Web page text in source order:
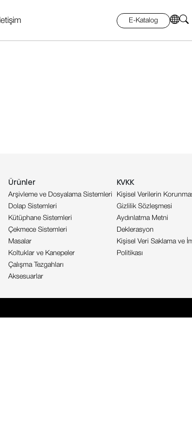
İletişim E-Katalog
Ürünler
Arşivleme ve Dosyalama Sistemleri
Dolap Sistemleri
Kütüphane Sistemleri
Çekmece Sistemleri
Masalar
Koltuklar ve Kanepeler
Çalışma Tezgahları
Aksesuarlar
KVKK
Kişisel Verilerin
Gizlilik Sözleşmesi
Aydınlatma Metni
Deklerasyon
Kişisel Veri Saklama ve
Politikası